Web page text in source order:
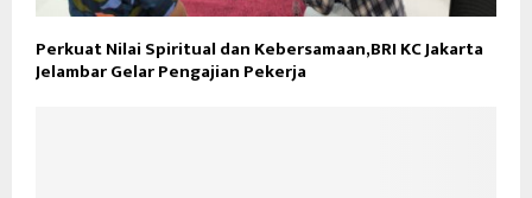
Perkuat Nilai Spiritual dan Kebersamaan,BRI KC Jakarta
Jelambar Gelar Pengajian Pekerja